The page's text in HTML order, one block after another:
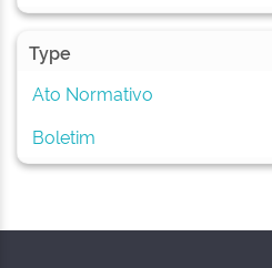
Type
Ato Normativo
Boletim